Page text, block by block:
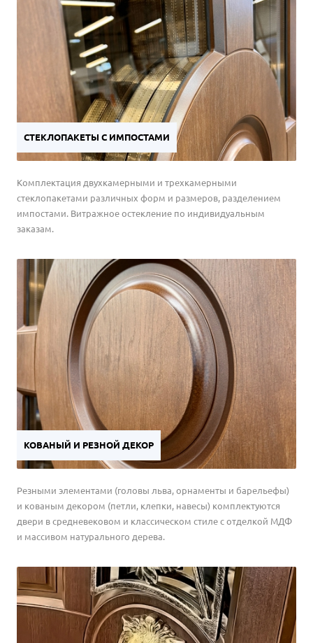
СТЕКЛОПАКЕТЫ С ИМПОСТАМИ
Комплектация двухкамерными и трехкамерными
стеклопакетами различных форм и размеров, разделением
импостами. Витражное остекление по индивидуальным
заказам.
КОВАНЫЙ И РЕЗНОЙ ДЕКОР
Резными элементами (головы льва, орнаменты и барельефы)
и кованым декором (петли, клепки, навесы) комплектуются
двери в средневековом и классическом стиле с отделкой МДФ
и массивом натурального дерева.